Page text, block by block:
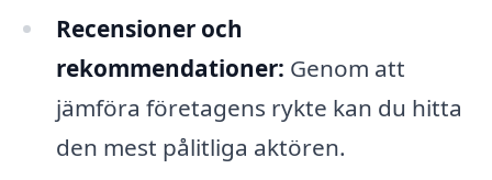
Recensioner och
rekommendationer: Genom att
jämföra företagens rykte kan du hitta
den mest pålitliga aktören.